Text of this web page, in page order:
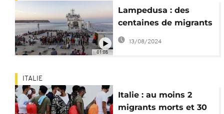
01:08
Lampedusa : des
centaines de migrants
arrivent en quelques
heures
13/08/2024
ITALIE
Italie : au moins 2
migrants morts et 30